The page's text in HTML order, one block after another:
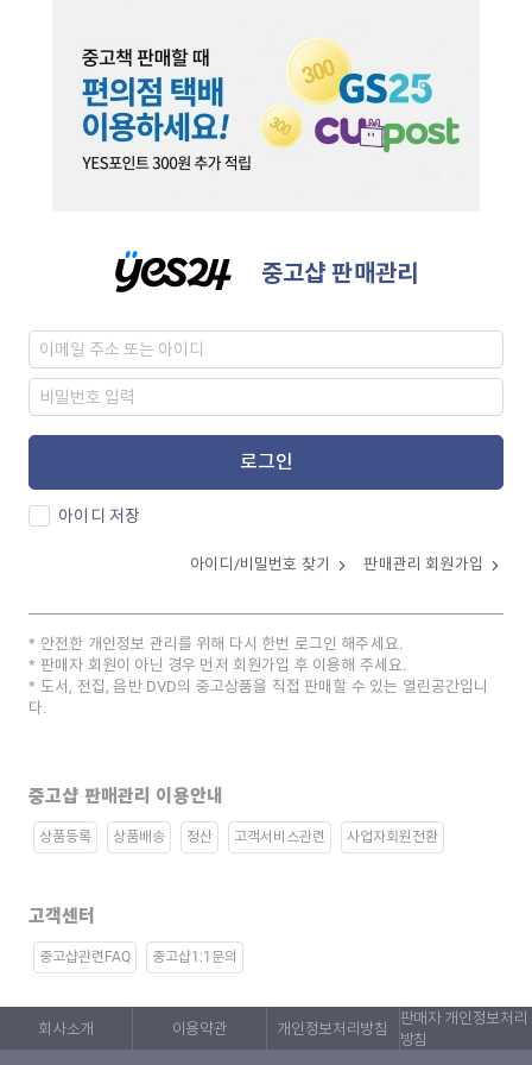
중고샵 판매관리
로그인
아이디 저장
아이디/비밀번호 찾기 판매관리 회원가입
안전한 개인정보 관리를 위해 다시 한번 로그인 해주세요.
판매자 회원이 아닌 경우 먼저 회원가입 후 이용해 주세요.
도서, 전집, 음반 DVD의 중고상품을 직접 판매할 수 있는 열린공간입니
다.
중고샵 판매관리 이용안내
상품등록 상품배송 정산 고객서비스관련 사업자회원전환
고객센터
중고샵관련FAQ 중고샵1:1문의
회사소개 이용약관 개인정보처리방침
판매자 개인정보처리
방침